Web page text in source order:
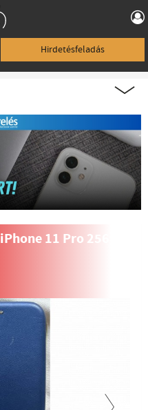
Hirdetésfeladás
iPhone 11 Pro 256 GB